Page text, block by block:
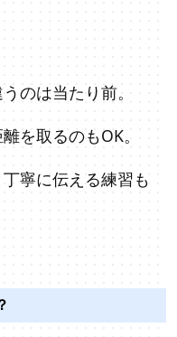
のは当たり前。
を取るのもOK。
寧に伝える練習も